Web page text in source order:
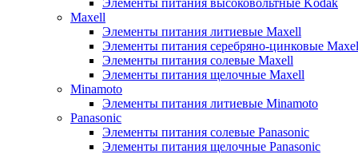
Элементы питания высоковольтные Kodak
Maxell
Элементы питания литиевые Maxell
Элементы питания серебряно-цинковые
Элементы питания солевые Maxell
Элементы питания щелочные Maxell
Minamoto
Элементы питания литиевые Minamoto
Panasonic
Элементы питания солевые Panasonic
Элементы питания щелочные Panasonic